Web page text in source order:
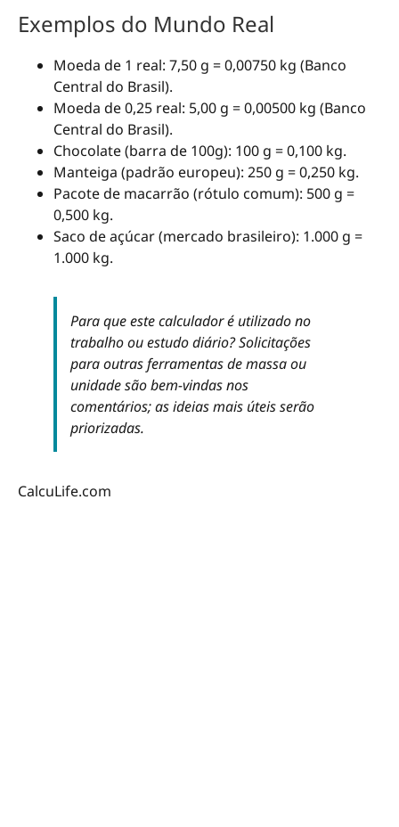
Exemplos do Mundo Real
Moeda de 1 real: 7,50 g = 0,00750 kg (Banco
Central do Brasil).
Moeda de 0,25 real: 5,00 g = 0,00500 kg (Banco
Central do Brasil).
Chocolate (barra de 100g): 100 g = 0,100 kg.
Manteiga (padrão europeu): 250 g = 0,250 kg.
Pacote de macarrão (rótulo comum): 500 g =
0,500 kg.
Saco de açúcar (mercado brasileiro): 1.000 g =
1.000 kg.
Para que este calculador é utilizado no
trabalho ou estudo diário? Solicitações
para outras ferramentas de massa ou
unidade são bem-vindas nos
comentários; as ideias mais úteis serão
priorizadas.
CalcuLife.com